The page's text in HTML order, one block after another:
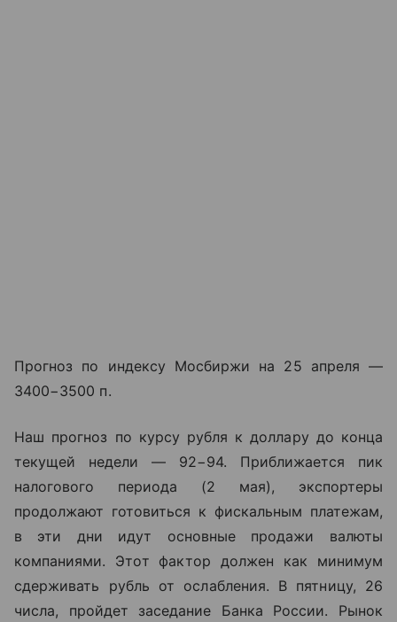
Прогноз по индексу Мосбиржи на 25 апреля —
3400−3500 п.
Наш прогноз по курсу рубля к доллару до конца
текущей недели — 92−94. Приближается пик
налогового периода (2 мая), экспортеры
продолжают готовиться к фискальным платежам,
в эти дни идут основные продажи валюты
компаниями. Этот фактор должен как минимум
сдерживать рубль от ослабления. В пятницу, 26
числа, пройдет заседание Банка России. Рынок